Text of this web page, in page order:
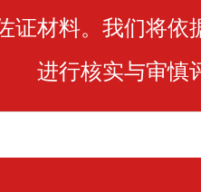
证材料。我们将依
进行核实与审慎